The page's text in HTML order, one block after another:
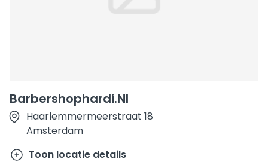
Barbershophardi.Nl
Haarlemmermeerstraat 18
Amsterdam
Toon locatie details